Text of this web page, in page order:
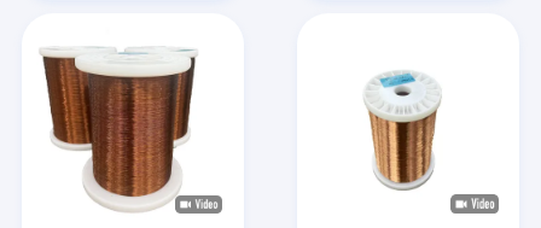
Produk
Pertunjukan VR
Tentang Kami